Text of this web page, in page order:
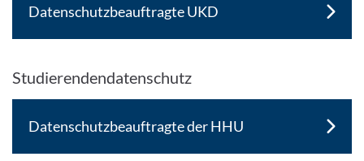
Datenschutzbeauftragte UKD
Studierendendatenschutz
Datenschutzbeauftragte der HHU